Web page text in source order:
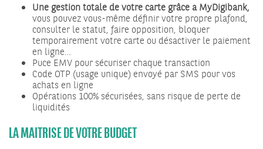
Une gestion totale de votre carte grâce à MyDigibank,
vous pouvez vous-même définir votre propre plafond,
consulter le statut, faire opposition, bloquer
temporairement votre carte ou désactiver le paiement
en ligne…
Puce EMV pour sécuriser chaque transaction
Code OTP (usage unique) envoyé par SMS pour vos
achats en ligne
Opérations 100% sécurisées, sans risque de perte de
liquidités
LA MAITRISE DE VOTRE BUDGET